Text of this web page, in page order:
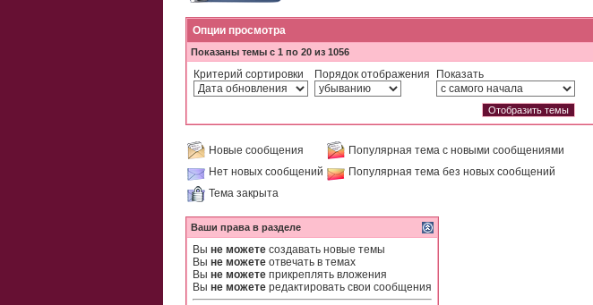
Опции просмотра
Показаны темы с 1 по 20 из 1056
Критерий сортировки Порядок отображения Показать
Новые сообщения
Популярная тема с новыми сообщениями
Нет новых сообщений
Популярная тема без новых сообщений
Тема закрыта
Ваши права в разделе
Вы не можете создавать новые темы
Вы не можете отвечать в темах
Вы не можете прикреплять вложения
Вы не можете редактировать свои сообщения